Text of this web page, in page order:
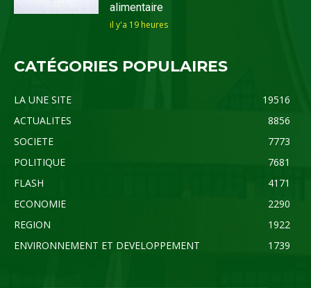
alimentaire
il y'a 19 heures
CATÉGORIES POPULAIRES
LA UNE SITE
19516
ACTUALITES
8856
SOCIETE
7773
POLITIQUE
7681
FLASH
4171
ECONOMIE
2290
REGION
1922
ENVIRONNEMENT ET DEVELOPPEMENT
1739